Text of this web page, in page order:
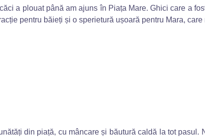
a plouat până am ajuns în Piața Mare. Ghici care a
pentru băieți și o sperietură ușoară pentru Mara,
din piață, cu mâncare și băutură caldă la tot